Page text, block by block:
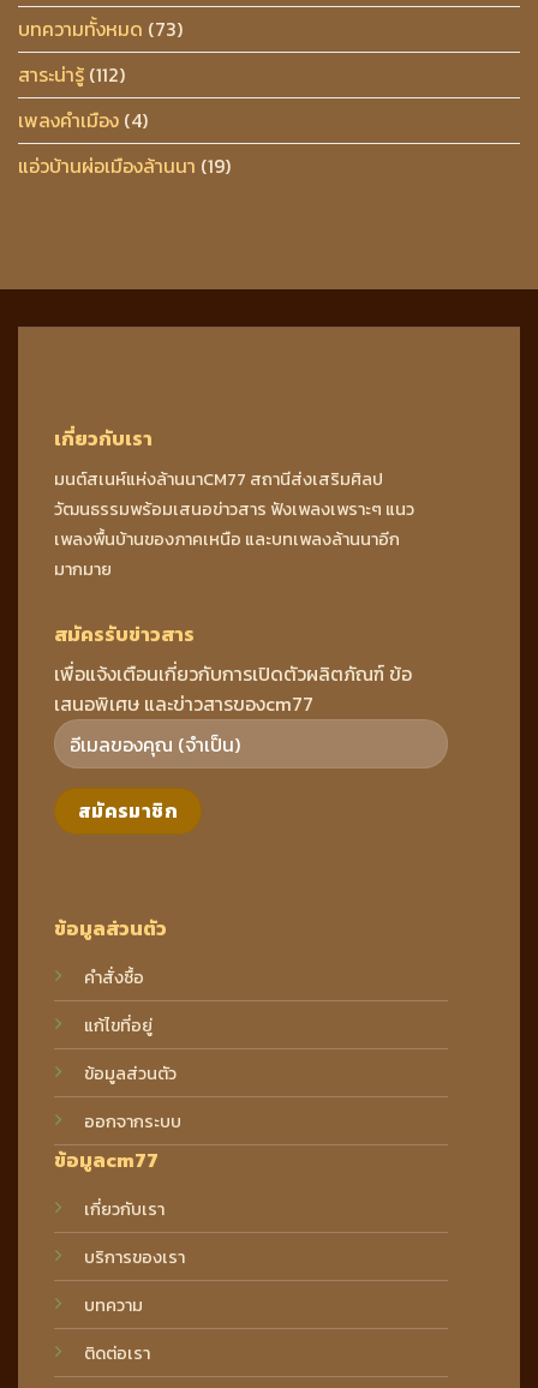
บทความทั้งหมด (73)
สาระน่ารู้ (112)
เพลงคำเมือง (4)
แอ่วบ้านผ่อเมืองล้านนา (19)
เกี่ยวกับเรา
มนต์สเนห์แห่งล้านนาCM77 สถานีส่งเสริมศิลป
วัฒนธรรมพร้อมเสนอข่าวสาร ฟังเพลงเพราะๆ แนว
เพลงพื้นบ้านของภาคเหนือ และบทเพลงล้านนาอีก
มากมาย
ข้อมูลส่วนตัว
คำสั่งซื้อ
แก้ไขที่อยู่
ข้อมูลส่วนตัว
ออกจากระบบ
ข้อมูลcm77
เกี่ยวกับเรา
บริการของเรา
บทความ
ติดต่อเรา
สมัครรับข่าวสาร
เพื่อแจ้งเตือนเกี่ยวกับการเปิดตัวผลิตภัณฑ์ ข้อ
เสนอพิเศษ และข่าวสารของcm77